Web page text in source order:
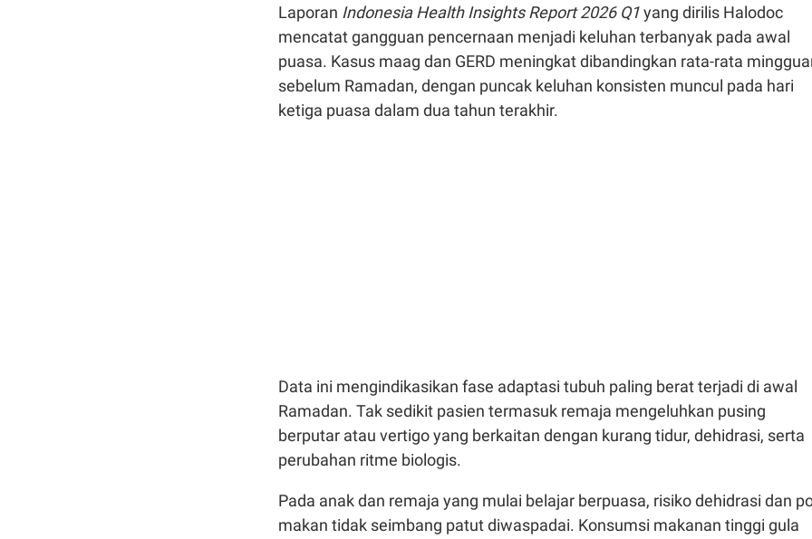
Laporan Indonesia Health Insights Report 2026 Q1yang dirilis Halodoc
mencatat gangguan pencernaan menjadi keluhan terbanyak pada awal
puasa. Kasus maag dan GERD meningkat dibandingkan rata-rata
sebelum Ramadan, dengan puncak keluhan konsisten muncul pada hari
ketiga puasa dalam dua tahun terakhir.
Data ini mengindikasikan fase adaptasi tubuh paling berat terjadi di awal
Ramadan. Tak sedikit pasien termasuk remaja mengeluhkan pusing
berputar atau vertigo yang berkaitan dengan kurang tidur, dehidrasi, serta
perubahan ritme biologis.
Pada anak dan remaja yang mulai belajar berpuasa, risiko dehidrasi dan
makan tidak seimbang patut diwaspadai. Konsumsi makanan tinggi gula